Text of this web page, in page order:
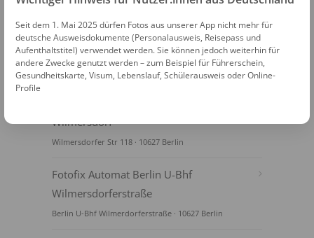
FOTOAUTOMATEN
Wilmersdorf
Wilmersdorfer Str 118 · 10627 Berlin
Fotofix Automat Berlin U-Bhf
Wilmersdorferstraße
Berlin U-Bhf Wilmerdorferstraße · 10627 Berlin
Seit dem 1. Mai 2025 dürfen Fotos aus unserer App nicht mehr für
deutsche Ausweisdokumente (Personalausweis, Reisepass und
Aufenthaltstitel) verwendet werden. Sie können jedoch weiterhin für
andere Zwecke genutzt werden – zum Beispiel für Führerschein,
Gesundheitskarte, Visum, Lebenslauf, Schülerausweis oder Online-
Profile